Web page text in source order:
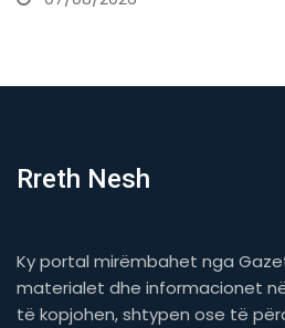
Rreth Nesh
Ky portal mirëmbahet nga
materialet dhe informacionet
të kopjohen, shtypen ose të